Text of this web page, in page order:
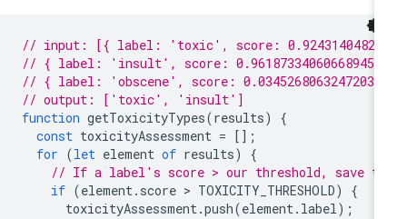
// input: [{ label: 'toxic', score:
// { label: 'insult', score: 0.96187334060668945
// { label: 'obscene', score:
// output: ['toxic', 'insult']
function getToxicityTypes(results
const toxicityAssessment =
for ( let element of results
// If a label's score > our threshold, save
if (element.score > TOXICITY_THRESHOLD
toxicityAssessment.push(element.label